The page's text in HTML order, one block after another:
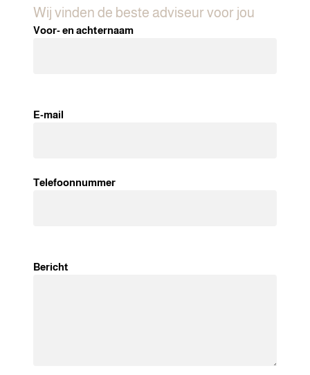
Wij vinden de beste adviseur voor jou
Voor- en achternaam
E-mail
Telefoonnummer
Bericht